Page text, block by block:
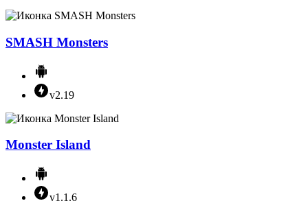
SMASH Monsters
v2.19
Monster Island
v1.1.6